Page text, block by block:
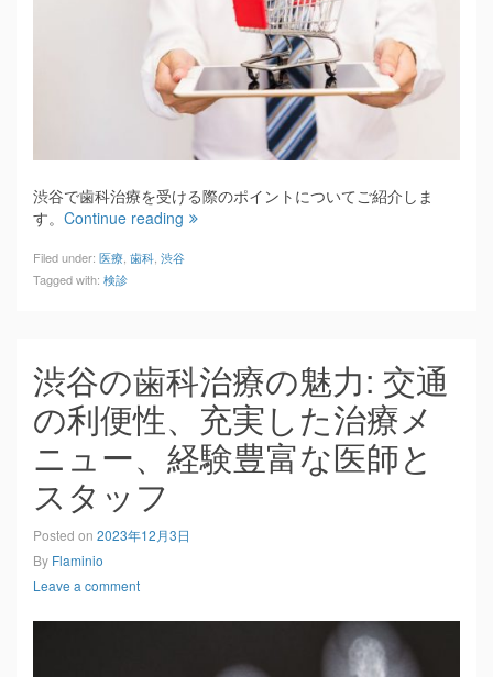
渋谷で歯科治療を受ける際のポイントについてご紹介しま
す。 Continue reading
Filed under: 医療, 歯科, 渋谷
Tagged with: 検診
渋谷の歯科治療の魅力: 交通
の利便性、充実した治療メ
ニュー、経験豊富な医師と
スタッフ
Posted on 2023年12月3日
By Flaminio
Leave a comment